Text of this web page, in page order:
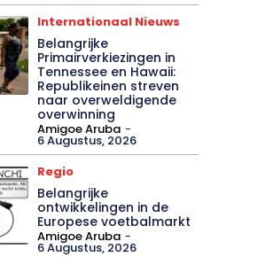
Internationaal Nieuws
Belangrijke
Primairverkiezingen in
Tennessee en Hawaii:
Republikeinen streven
naar overweldigende
overwinning
Amigoe Aruba -
6 Augustus, 2026
Regio
Belangrijke
ontwikkelingen in de
Europese voetbalmarkt
Amigoe Aruba -
6 Augustus, 2026